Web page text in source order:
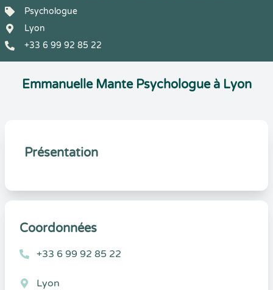
Psychologue
Lyon
+33 6 99 92 85 22
Emmanuelle Mante Psychologue à Lyon
Présentation
Coordonnées
+33 6 99 92 85 22
Lyon